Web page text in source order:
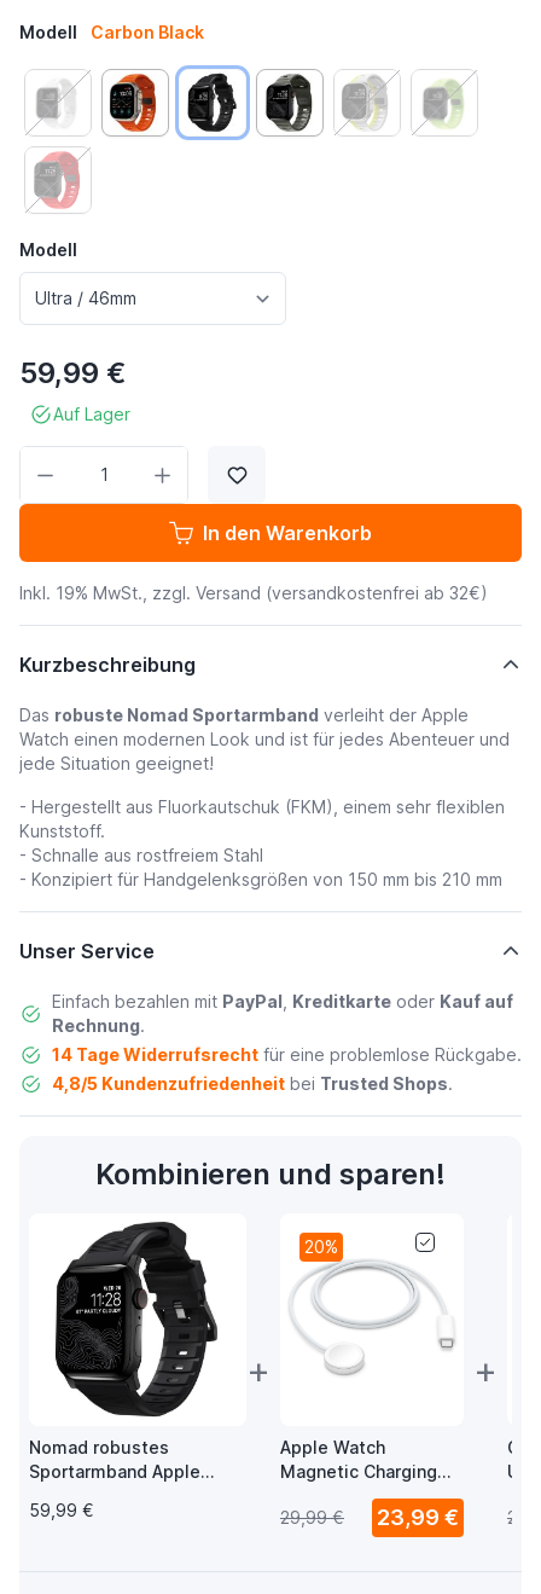
Modell Carbon Black
Modell
59,99 €
Auf Lager
In den Warenkorb
Inkl. 19% MwSt., zzgl. Versand (versandkostenfrei ab 32€)
Kurzbeschreibung
Das robuste Nomad Sportarmband verleiht der Apple
Watch einen modernen Look und ist für jedes Abenteuer und
jede Situation geeignet!
- Hergestellt aus Fluorkautschuk (FKM), einem sehr flexiblen
Kunststoff.
- Schnalle aus rostfreiem Stahl
- Konzipiert für Handgelenksgrößen von 150 mm bis 210 mm
Unser Service
Einfach bezahlen mit PayPal Kreditkarteoder Kauf auf
Rechnung.
14 Tage Widerrufsrechtfür eine problemlose Rückgabe.
4,8/5 Kundenzufriedenheitbei Trusted Shops.
Kombinieren und sparen!
Nomad robustes
Sportarmband Apple
45mm / 49mm schwarz /
59,99 €
+
20%
Apple Watch
Magnetic Charging
USB-C Kabel 1m
29,99 €
23,99 €
+
aus